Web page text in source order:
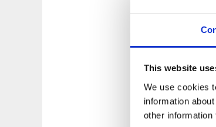
This website
We use cookies
information
other information
När